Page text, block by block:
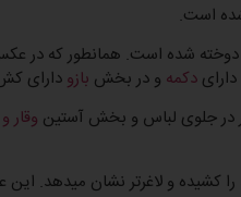
است.
دوخته شده است. همانطور که در
دکمه و در بخش بازو دارای
در جلوی لباس و بخش آستین وقار
کشیده و لاغرتر نشان میدهد. این